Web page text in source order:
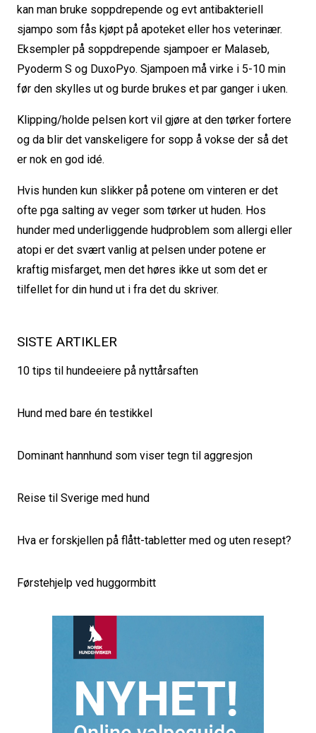
kan man bruke soppdrepende og evt antibakteriell
sjampo som fås kjøpt på apoteket eller hos veterinær.
Eksempler på soppdrepende sjampoer er Malaseb,
Pyoderm S og DuxoPyo. Sjampoen må virke i 5-10 min
før den skylles ut og burde brukes et par ganger i uken.
Klipping/holde pelsen kort vil gjøre at den tørker fortere
og da blir det vanskeligere for sopp å vokse der så det
er nok en god idé.
Hvis hunden kun slikker på potene om vinteren er det
ofte pga salting av veger som tørker ut huden. Hos
hunder med underliggende hudproblem som allergi eller
atopi er det svært vanlig at pelsen under potene er
kraftig misfarget, men det høres ikke ut som det er
tilfellet for din hund ut i fra det du skriver.
SISTE ARTIKLER
10 tips til hundeeiere på nyttårsaften
Hund med bare én testikkel
Dominant hannhund som viser tegn til aggresjon
Reise til Sverige med hund
Hva er forskjellen på flått-tabletter med og uten resept?
Førstehjelp ved huggormbitt